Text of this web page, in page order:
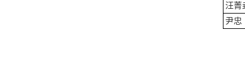
汪菁
尹忠